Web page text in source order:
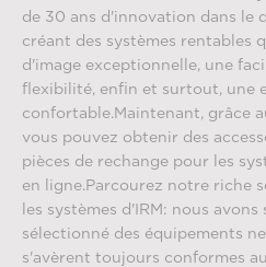
de 30 ans d'innovation dans le
créant des systèmes rentables
d'image exceptionnelle, une
flexibilité, enfin et surtout, une
confortable.Maintenant, grâce
vous pouvez obtenir des
pièces de rechange pour les
en ligne.Parcourez notre riche
les systèmes d'IRM: nous
sélectionné des équipements
s'avèrent toujours conformes